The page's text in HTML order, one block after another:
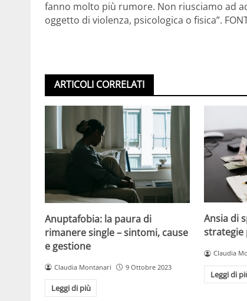
fanno molto più rumore. Non riusciamo ad
oggetto di violenza, psicologica o fisica”.
ARTICOLI CORRELATI
Anuptafobia: la paura di
rimanere single – sintomi, cause
e gestione
Claudia Montanari 9 Ottobre 2023
Leggi di più
Ansia di
strategie
Claudia
Leggi di